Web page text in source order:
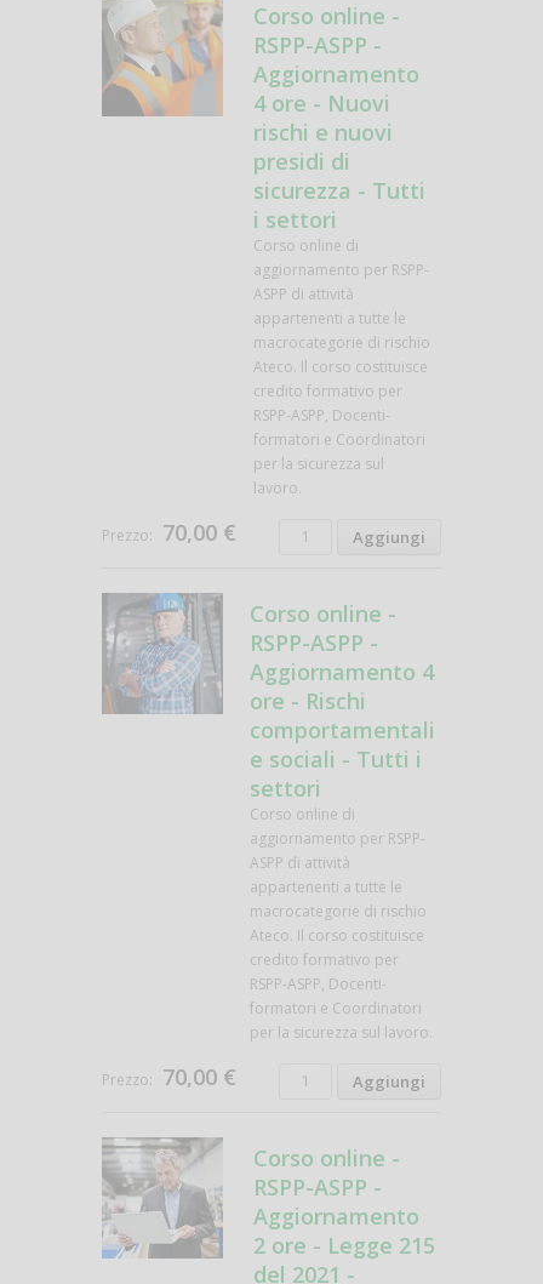
Corso online -
RSPP-ASPP -
Aggiornamento
4 ore - Nuovi
rischi e nuovi
presidi di
sicurezza - Tutti
i settori
Corso online di
aggiornamento per RSPP-
ASPP di attività
appartenenti a tutte le
macrocategorie di rischio
Ateco. Il corso costituisce
credito formativo per
RSPP-ASPP, Docenti-
formatori e Coordinatori
per la sicurezza sul
lavoro.
Prezzo: 70,00 €
Corso online -
RSPP-ASPP -
Aggiornamento 4
ore - Rischi
comportamentali
e sociali - Tutti i
settori
Corso online di
aggiornamento per RSPP-
ASPP di attività
appartenenti a tutte le
macrocategorie di rischio
Ateco. Il corso costituisce
credito formativo per
RSPP-ASPP, Docenti-
formatori e Coordinatori
per la sicurezza sul lavoro.
Prezzo: 70,00 €
Corso online -
RSPP-ASPP -
Aggiornamento
2 ore - Legge 215
del 2021 -